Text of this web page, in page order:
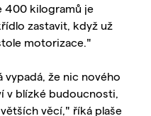
400 kilogramů je
zastavit, když už
motorizace."
že nic nového
v blízké budoucnosti,
věcí," říká plaše